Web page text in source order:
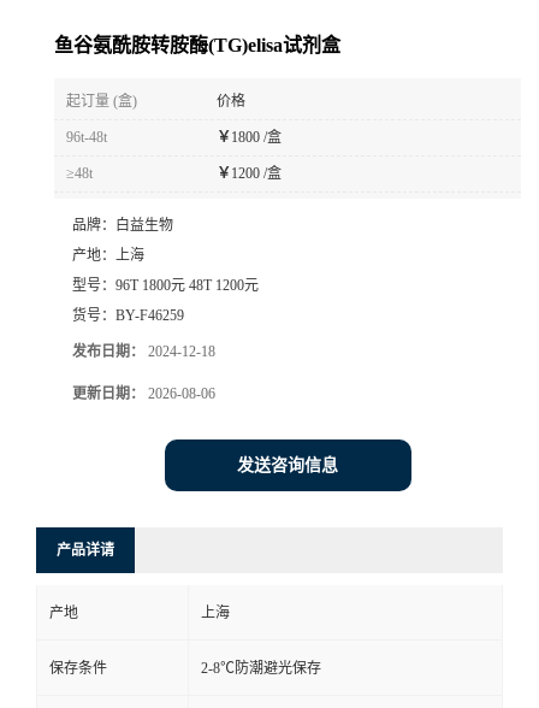
鱼谷氨酰胺转胺酶(TG)elisa试剂盒
起订量 (盒) 价格
96t-48t ￥ 1800 /盒
≥48t ￥ 1200 /盒
品牌：
白益生物
产地： 上海
型号： 96T 1800元 48T 1200元
货号： BY-F46259
发布日期： 2024-12-18
更新日期： 2026-08-06
发送咨询信息
产品详请
产地 上海
保存条件 2-8℃防潮避光保存